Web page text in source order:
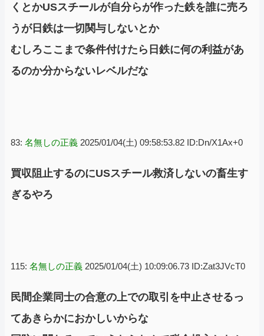
くとかUSスチールが自分らが作った鉄を誰に売ろ
うが日鉄は一切関与しないとか
むしろここまで条件付けたら日鉄に何の利益があ
るのか分からないレベルだな
83: 名無しの正義 2025/01/04(土) 09:58:53.82 ID:Dn/X1Ax+0
買収阻止するのにUSスチール救済しないの畜生す
ぎるやろ
115: 名無しの正義 2025/01/04(土) 10:09:06.73 ID:Zat3JVcT0
民間企業同士の合意の上での取引を中止させるっ
てあきらかにおかしいからな